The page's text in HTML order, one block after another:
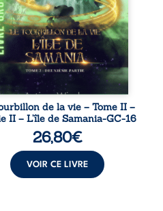
de forte précarité,
lequel le présent se
à chaque instant.
de la vie – Tome II –
II – L’île de Samania-GC-16
26,80€
VOIR CE LIVRE